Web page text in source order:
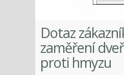
Dotaz
zaměření
proti hmyzu